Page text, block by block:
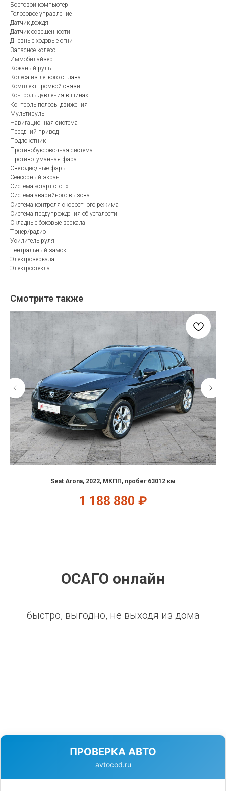
Бортовой компьютер
Голосовое управление
Датчик дождя
Датчик освещенности
Дневные ходовые огни
Запасное колесо
Иммобилайзер
Кожаный руль
Колеса из легкого сплава
Комплект громкой связи
Контроль давления в шинах
Контроль полосы движения
Мультируль
Навигационная система
Передний привод
Подлокотник
Противобуксовочная система
Противотуманная фара
Светодиодные фары
Сенсорный экран
Система «старт-стоп»
Система аварийного вызова
Система контроля скоростного режима
Система предупреждения об усталости
Складные боковые зеркала
Тюнер/радио
Усилитель руля
Центральный замок
Электрозеркала
Электростекла
Смотрите также
Seat Arona, 2022, МКПП, пробег 63012 км
1 188 880 ₽
ОСАГО онлайн
быстро, выгодно, не выходя из дома
ПРОВЕРКА АВТО
avtocod.ru